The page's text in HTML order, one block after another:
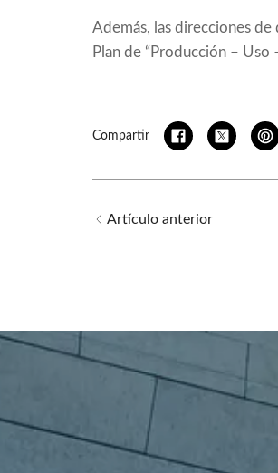
Además, las direcciones
Plan de “Producción – Uso
Compartir
Artículo anterior